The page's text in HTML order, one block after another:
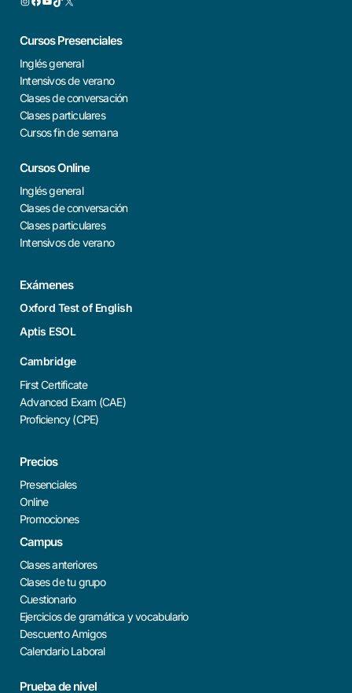
Cursos Presenciales
Inglés general
Intensivos de verano
Clases de conversación
Clases particulares
Cursos fin de semana
Cursos Online
Inglés general
Clases de conversación
Clases particulares
Intensivos de verano
Exámenes
Oxford Test of English
Aptis ESOL
Cambridge
First Certificate
Advanced Exam (CAE)
Proficiency (CPE)
Precios
Presenciales
Online
Promociones
Campus
Clases anteriores
Clases de tu grupo
Cuestionario
Ejercicios de gramática y vocabulario
Descuento Amigos
Calendario Laboral
Prueba de nivel